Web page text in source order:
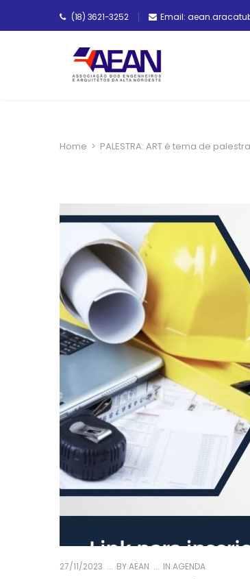
(18) 3621-3252 Email:
Home > PALESTRA: ART é tema de
27/11/2023 BYAEAN IN AGENDA